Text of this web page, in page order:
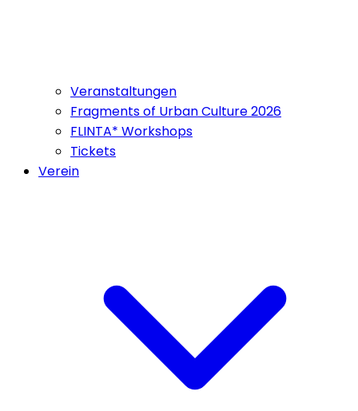
Veranstaltungen
Fragments of Urban Culture 2026
FLINTA* Workshops
Tickets
Verein